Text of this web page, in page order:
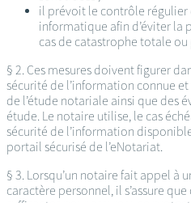
il prévoit le contrôle régulier
informatique afin d’éviter la
cas de catastrophe totale
§ 2. Ces mesures doivent figurer
sécurité de l’information connue
de l’étude notariale ainsi que des
étude. Le notaire utilise, le cas
sécurité de l’information
portail sécurisé de l’eNotariat.
§ 3. Lorsqu’un notaire fait appel à
caractère personnel, il s’assure